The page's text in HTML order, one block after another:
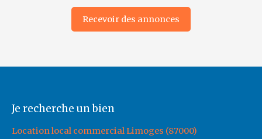
Recevoir des annonces
Je recherche un bien
Location local commercial Limoges (87000)